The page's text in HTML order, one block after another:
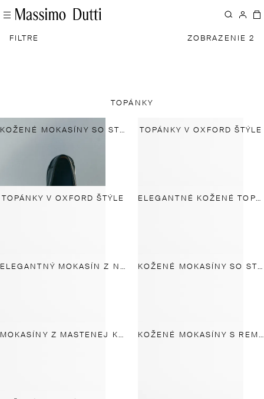
FILTRE ZOBRAZENIE 2
TOPÁNKY
KOŽENÉ MOKASÍNY SO STRAPCAMI TOPÁNKY V OXFORD ŠTÝLE
TOPÁNKY V OXFORD ŠTÝLE ELEGANTNÉ KOŽENÉ TOPÁNKY
ELEGANTNÝ MOKASÍN Z NAPOVEJ KOŽE KOŽENÉ MOKASÍNY SO STRAPCAMI
MOKASÍNY Z MASTENEJ KOŽE KOŽENÉ MOKASÍNY S REMIENKOM